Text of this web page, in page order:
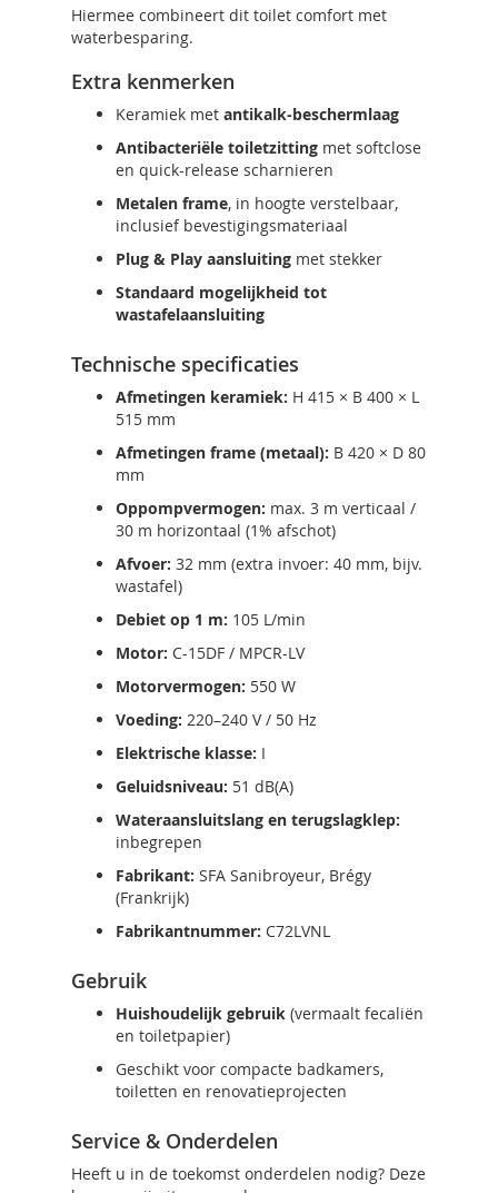
Hiermee combineert dit toilet comfort met
waterbesparing.
Extra kenmerken
Keramiek met antikalk-beschermlaag
Antibacteriële toiletzitting met softclose
en quick-release scharnieren
Metalen frame, in hoogte verstelbaar,
inclusief bevestigingsmateriaal
Plug & Play aansluiting met stekker
Standaard mogelijkheid tot
wastafelaansluiting
Technische specificaties
Afmetingen keramiek: H 415 × B 400 × L
515 mm
Afmetingen frame (metaal): B 420 × D 80
mm
Oppompvermogen: max. 3 m verticaal /
30 m horizontaal (1% afschot)
Afvoer: 32 mm (extra invoer: 40 mm, bijv.
wastafel)
Debiet op 1 m: 105 L/min
Motor: C-15DF / MPCR-LV
Motorvermogen: 550 W
Voeding: 220–240 V / 50 Hz
Elektrische klasse: I
Geluidsniveau: 51 dB(A)
Wateraansluitslang en terugslagklep:
inbegrepen
Fabrikant: SFA Sanibroyeur, Brégy
(Frankrijk)
Fabrikantnummer: C72LVNL
Gebruik
Huishoudelijk gebruik (vermaalt fecaliën
en toiletpapier)
Geschikt voor compacte badkamers,
toiletten en renovatieprojecten
Service & Onderdelen
Heeft u in de toekomst onderdelen nodig? Deze